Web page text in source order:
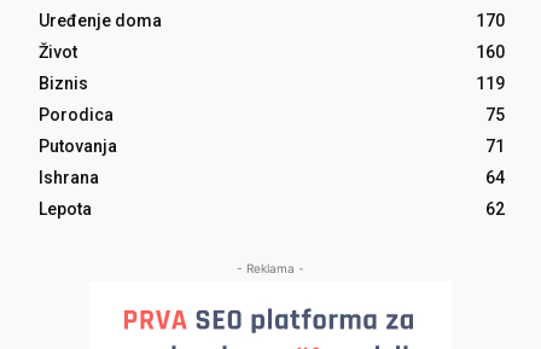
Uređenje doma
170
Život
160
Biznis
119
Porodica
75
Putovanja
71
Ishrana
64
Lepota
62
- Reklama -